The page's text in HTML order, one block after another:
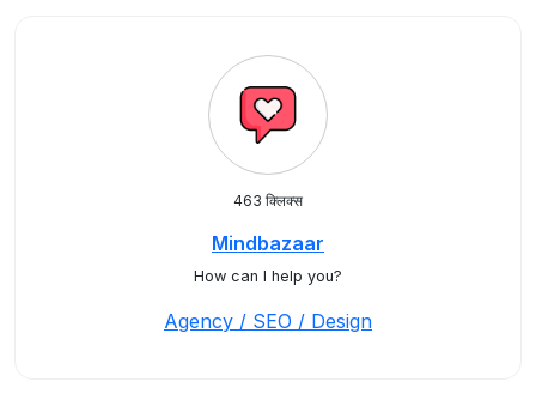
463 क्लिक्स
Mindbazaar
How can I help you?
Agency / SEO / Design